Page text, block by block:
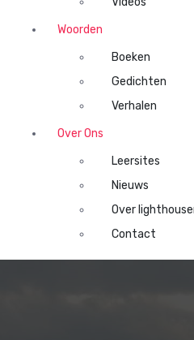
Woorden
Boeken
Gedichten
Verhalen
Over Ons
Leersites
Nieuws
Over
Contact